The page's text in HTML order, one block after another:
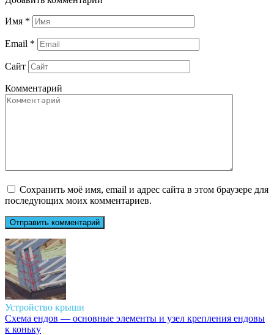
Имя *
Email *
Сайт
Комментарий
Сохранить моё имя, email и адрес сайта в этом браузере для
последующих моих комментариев.
Устройство крыши
Схема ендов — основные элементы и узел крепления ендовы
к коньку